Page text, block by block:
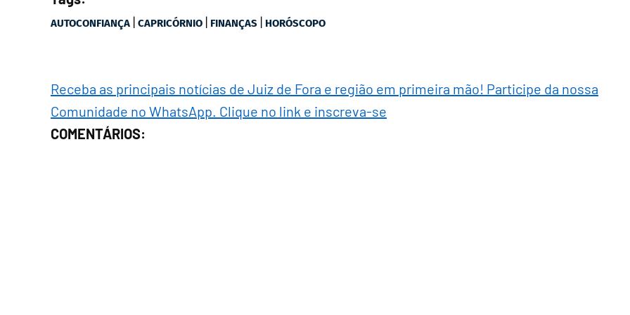
AUTOCONFIANÇA | CAPRICÓRNIO | FINANÇAS | HORÓSCOPO
Receba as principais notícias de Juiz de Fora e região em primeira mão! Participe da nossa
Comunidade no WhatsApp. Clique no link e inscreva-se
COMENTÁRIOS: